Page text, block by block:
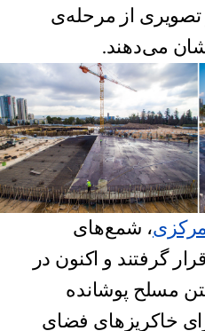
از مرحله‌ی
می‌دهند.
، شمع‌های
گرفتند و اکنون در
مسلح پوشانده
خاکریز‌های فضای